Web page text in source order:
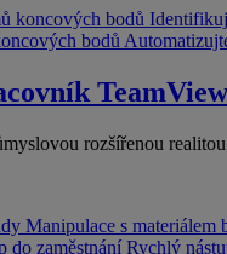
koncových bodů
bodů
rozšířenou
Manipulace s materiálem
do zaměstnání Rychlý